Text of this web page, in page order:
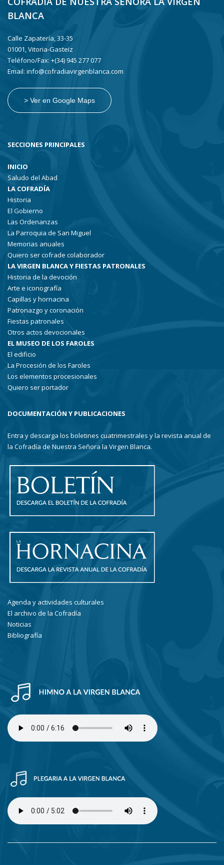
BLANCA
Calle Zapatería, 33-35
01001, Vitoria-Gasteiz
Teléfono/Fax: +(34) 945 277 077
Email: info@cofradiavirgenblanca.com
> Ver en Google Maps
SECCIONES PRINCIPALES
INICIO
Saludo del Abad
LA COFRADÍA
Historia
El Gobierno
Las Ordenanzas
La Parroquia de San Miguel
Memorias anuales
Quiero ser cofrade colaborador
LA VIRGEN BLANCA Y FIESTAS PATRONALES
Historia de la devoción
Arte e iconografía
Capillas y hornacina
Patronazgo y coronación
Fiestas patronales
Otros actos devocionales
EL MUSEO DE LOS FAROLES
El edificio
La Procesión de los Faroles
Los elementos procesionales
Quiero ser portador
DOCUMENTACIÓN Y PUBLICACIONES
Entra y descarga los boletines cuatrimestrales y la revista anual de
la Cofradía de Nuestra Señora la Virgen Blanca.
Agenda y actividades culturales
El archivo de la Cofradía
Noticias
Bibliografía